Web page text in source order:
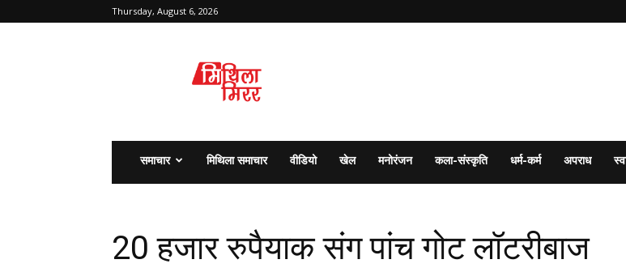
Thursday, August 6, 2026
समाचार मिथिला समाचार वीडियो खेल मनोरंजन कला-संस्कृति धर्म-कर्म अपराध
20 हजार रुपैयाक संग पांच गोट लॉटरीबाज